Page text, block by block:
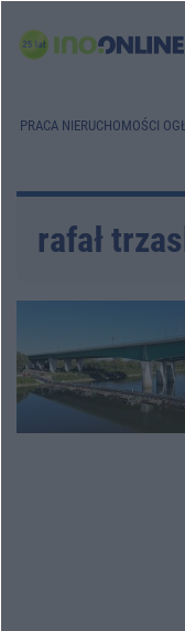
PRACA NIERUCHOMOŚCI
rafał